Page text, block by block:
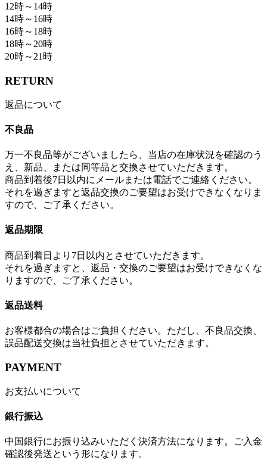
12時～14時
14時～16時
16時～18時
18時～20時
20時～21時
RETURN
返品について
不良品
万一不良品等がございましたら、当店の在庫状況を確認のう
え、新品、または同等品と交換させていただきます。
商品到着後7日以内にメールまたは電話でご連絡ください。
それを過ぎますと返品交換のご要望はお受けできなくなりま
すので、ご了承ください。
返品期限
商品到着日より7日以内とさせていただきます。
それを過ぎますと、返品・交換のご要望はお受けできなくな
りますので、ご了承ください。
返品送料
お客様都合の場合はご負担ください。ただし、不良品交換、
誤品配送交換は当社負担とさせていただきます。
PAYMENT
お支払いについて
銀行振込
中国銀行にお振り込みいただく決済方法になります。ご入金
確認後発送という形になります。